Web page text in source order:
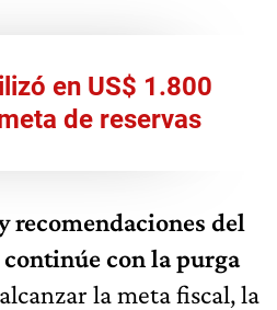
en US$ 1.800
de reservas
recomendaciones del
continúe con la purga
la meta fiscal, la